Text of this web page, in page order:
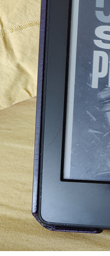
Je bouquine #149
Sans grande surprise, j’ai
replongé dans la série
« Roy Grace »…